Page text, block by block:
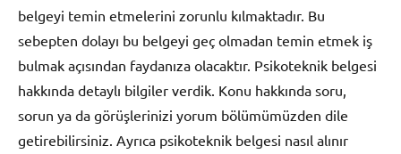
belgeyi temin etmelerini zorunlu kılmaktadır. Bu
sebepten dolayı bu belgeyi geç olmadan temin etmek iş
bulmak açısından faydanıza olacaktır. Psikoteknik belgesi
hakkında detaylı bilgiler verdik. Konu hakkında soru,
sorun ya da görüşlerinizi yorum bölümümüzden dile
getirebilirsiniz. Ayrıca psikoteknik belgesi nasıl alınır